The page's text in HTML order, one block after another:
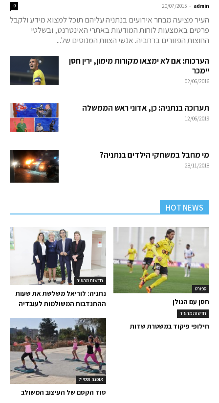
admin
-
20/07/2015
0
העיר מציעה מבחר אירועים בנתניה עליהם תוכל למצוא מידע ולקבל
פרטים באמצעות לוחות המודעות באתרי האינטרנט, ובשלטי
החוצות הפזורים ברחביה. אנשי הצוות המנוסים של...
הערכות: אם לא ימצאו מקורות מימון, ירין חסן
יימכר
02/06/2016
תערוכה בנתניה: כן, אדוני ראש הממשלה
12/06/2019
מי מחבל במשחקי הילדים בנתניה?
28/11/2018
HOT NEWS
חדשות מהעיר
נתניה: לוריאל משלשת את שעות
ההתנדבות המשולמות לעובדיה
ספורט
חסן עם הגולן
אופנה וסטייל
סוד הקסם של העיצוב המשולב
חדשות מהעיר
חילופי פיקוד במשטרת שדות